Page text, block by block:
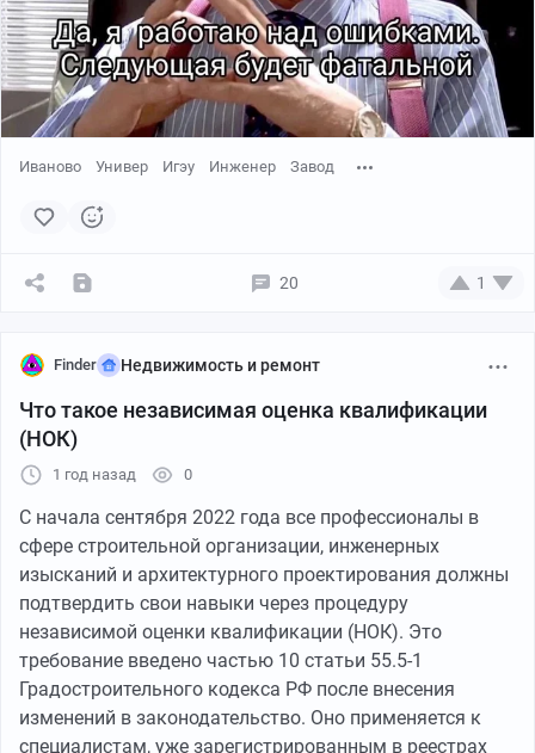
Иваново Универ Игэу Инженер Завод
20 1
Finder Недвижимость и ремонт
Что такое независимая оценка квалификации
(НОК)
1 год назад 0
С начала сентября 2022 года все профессионалы в
сфере строительной организации, инженерных
изысканий и архитектурного проектирования должны
подтвердить свои навыки через процедуру
независимой оценки квалификации (НОК). Это
требование введено частью 10 статьи 55.5-1
Градостроительного кодекса РФ после внесения
изменений в законодательство. Оно применяется к
специалистам, уже зарегистрированным в реестрах